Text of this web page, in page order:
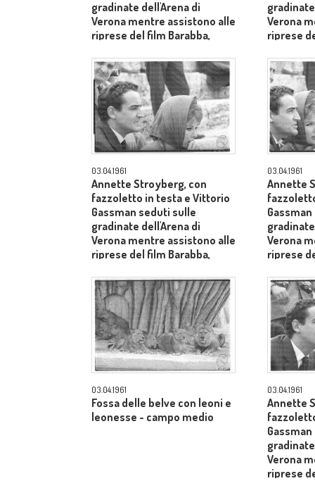
gradinate dell'Arena di
Verona mentre assistono alle
riprese del film Barabba,
Laurentiis - piano medio
Verona
riprese
03.04.1961
Annette Stroyberg, con
fazzoletto in testa e Vittorio
Gassman seduti sulle
gradinate dell'Arena di
Verona mentre assistono alle
riprese del film Barabba,
Laurentiis - primo piano
03.04.1961
Annette
Verona
riprese
03.04.1961
Fossa delle belve con leoni e
leonesse - campo medio
03.04.1961
Annette
Verona
riprese